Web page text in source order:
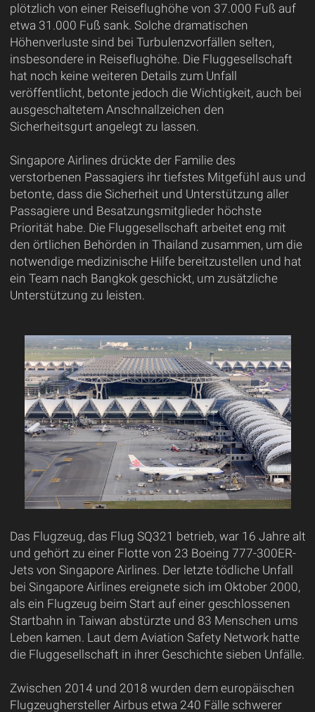
plötzlich von einer Reiseflughöhe von 37.000 Fuß auf
etwa 31.000 Fuß sank. Solche dramatischen
Höhenverluste sind bei Turbulenzvorfällen selten,
insbesondere in Reiseflughöhe. Die Fluggesellschaft
hat noch keine weiteren Details zum Unfall
veröffentlicht, betonte jedoch die Wichtigkeit, auch bei
ausgeschaltetem Anschnallzeichen den
Sicherheitsgurt angelegt zu lassen.
Singapore Airlines drückte der Familie des
verstorbenen Passagiers ihr tiefstes Mitgefühl aus und
betonte, dass die Sicherheit und Unterstützung aller
Passagiere und Besatzungsmitglieder höchste
Priorität habe. Die Fluggesellschaft arbeitet eng mit
den örtlichen Behörden in Thailand zusammen, um die
notwendige medizinische Hilfe bereitzustellen und hat
ein Team nach Bangkok geschickt, um zusätzliche
Unterstützung zu leisten.
Das Flugzeug, das Flug SQ321 betrieb, war 16 Jahre alt
und gehört zu einer Flotte von 23 Boeing 777-300ER-
Jets von Singapore Airlines. Der letzte tödliche Unfall
bei Singapore Airlines ereignete sich im Oktober 2000,
als ein Flugzeug beim Start auf einer geschlossenen
Startbahn in Taiwan abstürzte und 83 Menschen ums
Leben kamen. Laut dem Aviation Safety Network hatte
die Fluggesellschaft in ihrer Geschichte sieben Unfälle.
Zwischen 2014 und 2018 wurden dem europäischen
Flugzeughersteller Airbus etwa 240 Fälle schwerer